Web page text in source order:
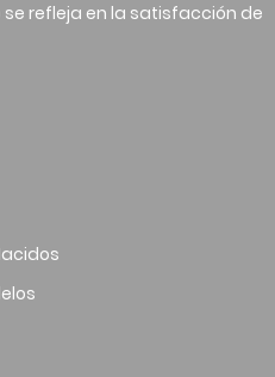
refleja en la satisfacción de